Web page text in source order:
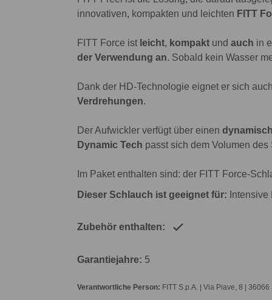
innovativen, kompakten und leichten FITT
FITT Force ist leicht, kompakt und auch in
der Verwendung an. Sobald kein Wasser
Dank der HD-Technologie eignet er sich
Verdrehungen.
Der Aufwickler verfügt über einen
Dynamic Tech passt sich dem Volumen des
Im Paket enthalten sind: der FITT Force-
Dieser Schlauch ist geeignet für:
Zubehör enthalten:
Garantiejahre: 5
Verantwortliche Person: FITT S.p.A. | Via Piave, 8 |